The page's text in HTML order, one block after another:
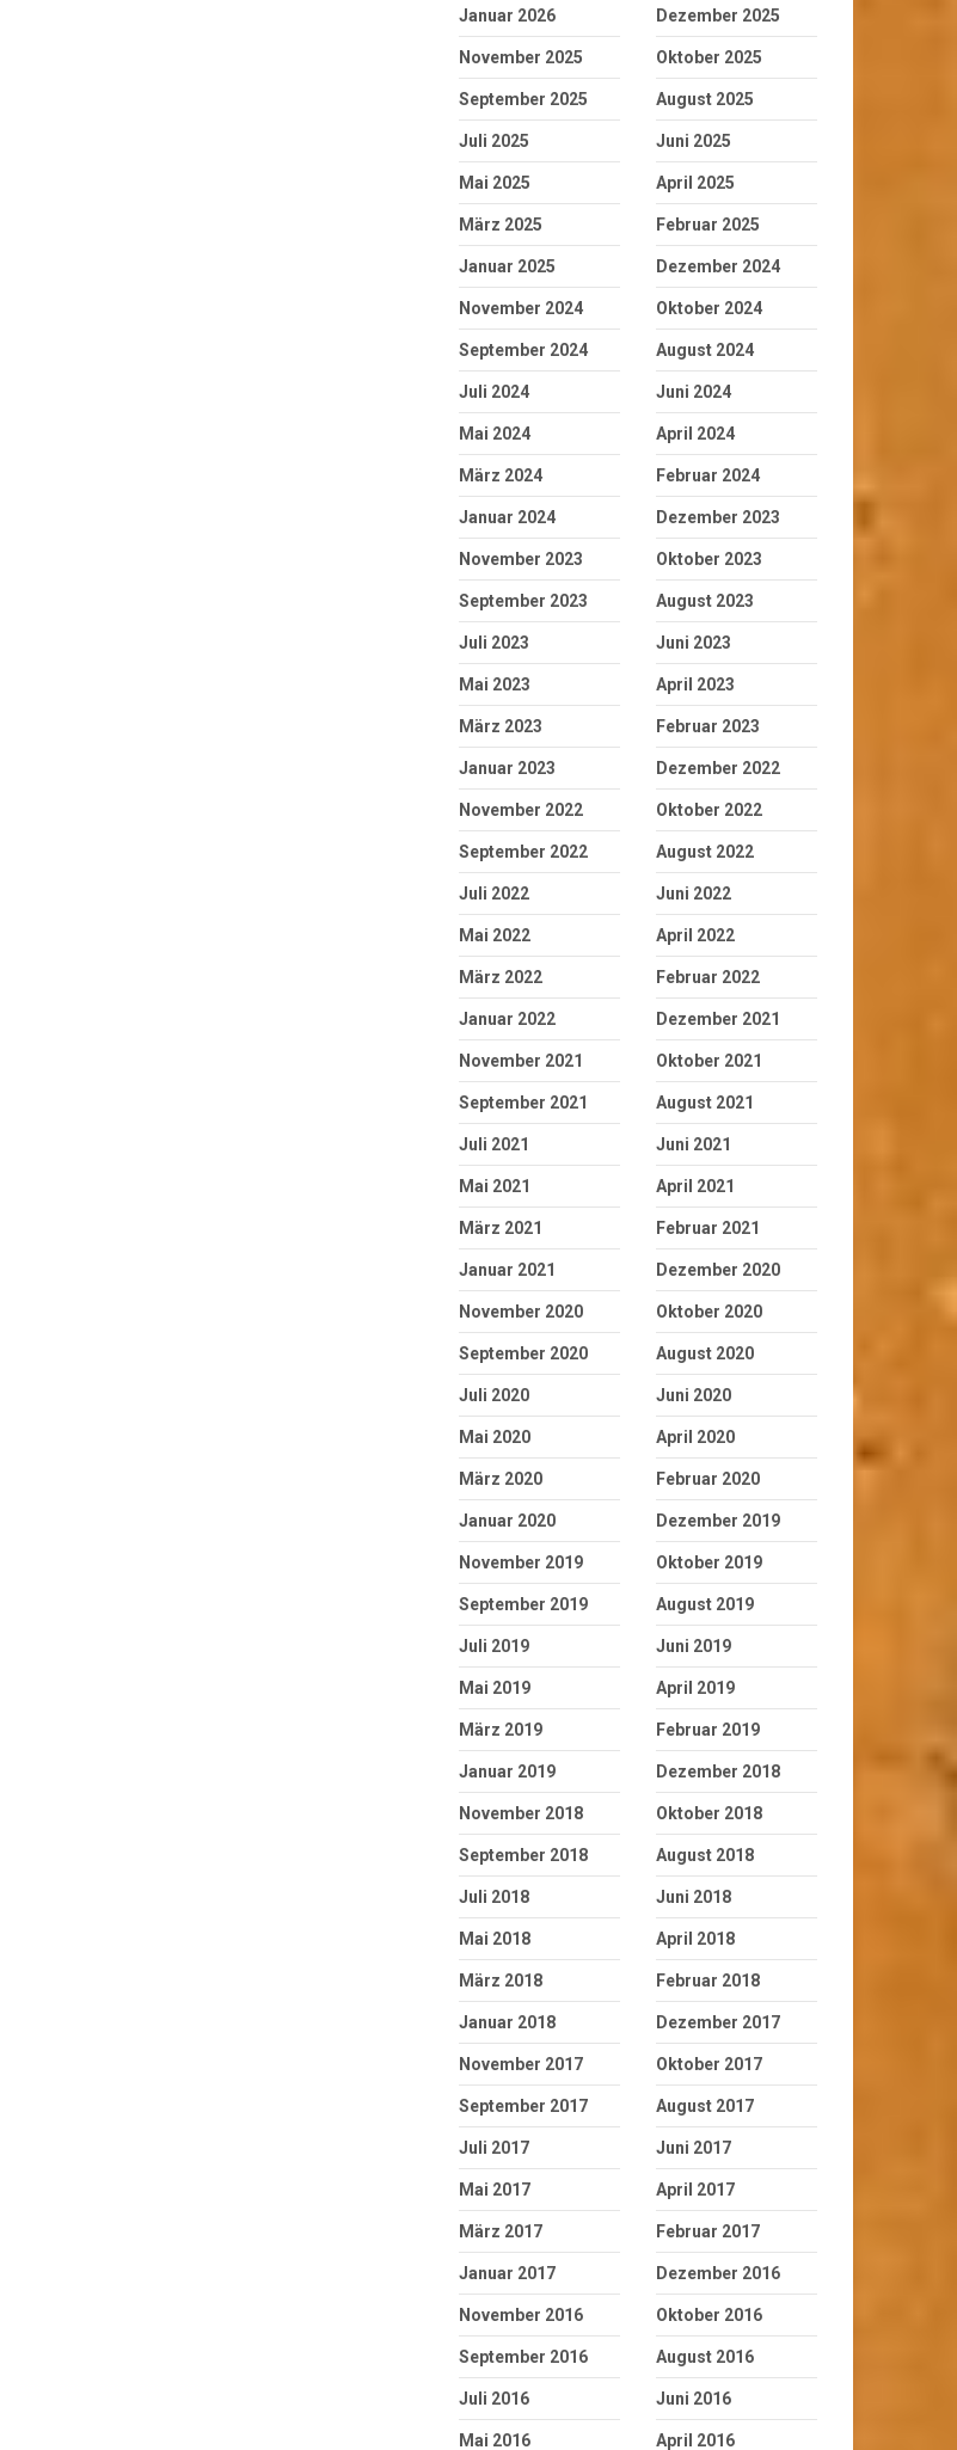
Januar 2026 Dezember 2025
November 2025 Oktober 2025
September 2025 August 2025
Juli 2025 Juni 2025
Mai 2025 April 2025
März 2025 Februar 2025
Januar 2025 Dezember 2024
November 2024 Oktober 2024
September 2024 August 2024
Juli 2024 Juni 2024
Mai 2024 April 2024
März 2024 Februar 2024
Januar 2024 Dezember 2023
November 2023 Oktober 2023
September 2023 August 2023
Juli 2023 Juni 2023
Mai 2023 April 2023
März 2023 Februar 2023
Januar 2023 Dezember 2022
November 2022 Oktober 2022
September 2022 August 2022
Juli 2022 Juni 2022
Mai 2022 April 2022
März 2022 Februar 2022
Januar 2022 Dezember 2021
November 2021 Oktober 2021
September 2021 August 2021
Juli 2021 Juni 2021
Mai 2021 April 2021
März 2021 Februar 2021
Januar 2021 Dezember 2020
November 2020 Oktober 2020
September 2020 August 2020
Juli 2020 Juni 2020
Mai 2020 April 2020
März 2020 Februar 2020
Januar 2020 Dezember 2019
November 2019 Oktober 2019
September 2019 August 2019
Juli 2019 Juni 2019
Mai 2019 April 2019
März 2019 Februar 2019
Januar 2019 Dezember 2018
November 2018 Oktober 2018
September 2018 August 2018
Juli 2018 Juni 2018
Mai 2018 April 2018
März 2018 Februar 2018
Januar 2018 Dezember 2017
November 2017 Oktober 2017
September 2017 August 2017
Juli 2017 Juni 2017
Mai 2017 April 2017
März 2017 Februar 2017
Januar 2017 Dezember 2016
November 2016 Oktober 2016
September 2016 August 2016
Juli 2016 Juni 2016
Mai 2016 April 2016